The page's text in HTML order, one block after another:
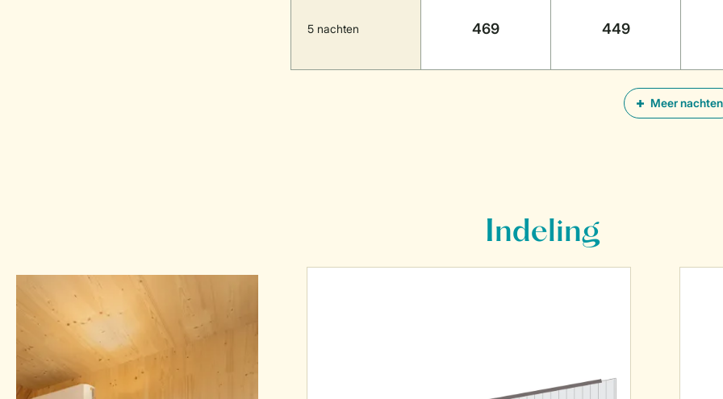
Meer nachten
5 nachten 469 449
Indeling